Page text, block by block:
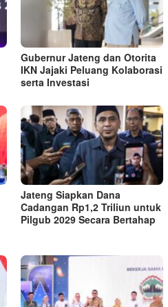
Gubernur Jateng dan Otorita
IKN Jajaki Peluang Kolaborasi
serta Investasi
Jateng Siapkan Dana
Cadangan Rp1,2 Triliun untuk
Pilgub 2029 Secara Bertahap